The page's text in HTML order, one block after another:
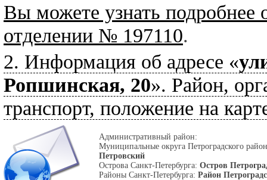
Вы можете узнать подробнее
отделении № 197110.
2. Информация об адресе «
Ропшинская, 20». Район,
транспорт, положение на
Административный район:
Муниципальные округа Петроградского
Петровский
Острова Санкт-Петербурга: Остров
Районы Санкт-Петербурга: Район